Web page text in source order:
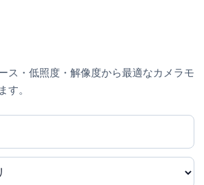
ス・低照度・解像度から最適なカメラモ
す。